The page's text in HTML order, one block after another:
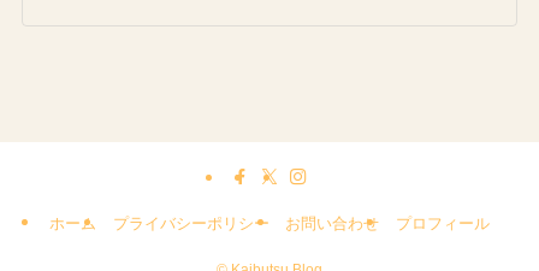
ホーム プライバシーポリシー お問い合わせ プロフィール